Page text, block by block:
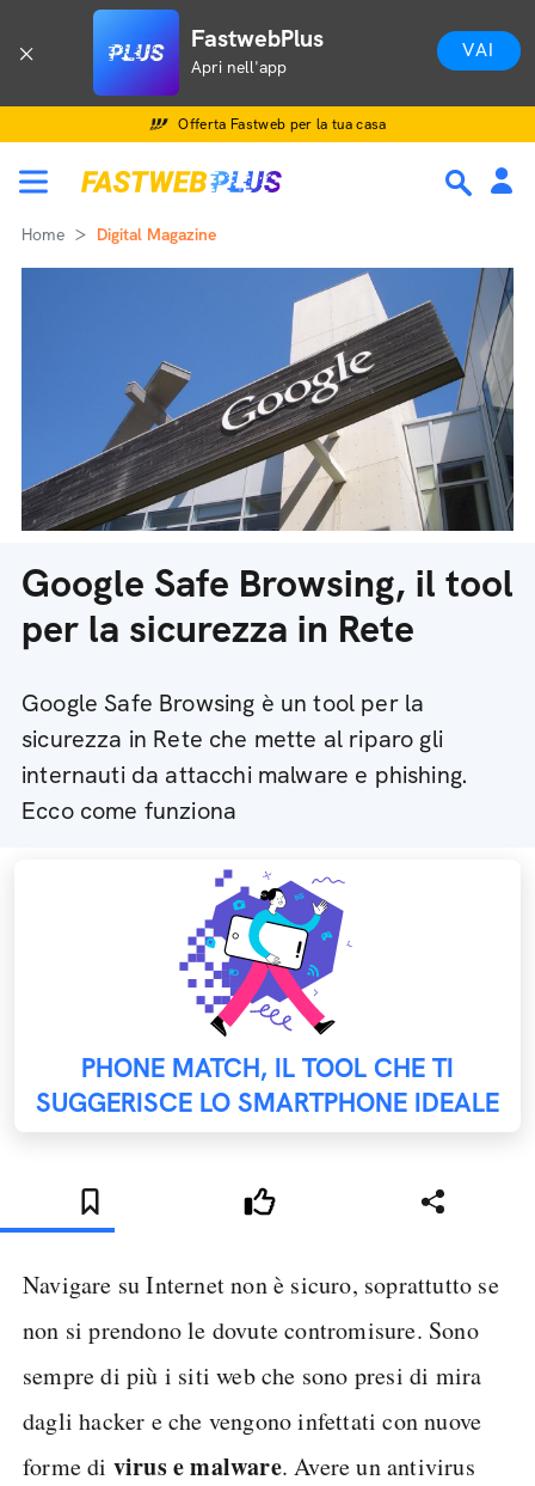
FastwebPlus
Apri nell'app
VAI
Offerta Fastweb per la tua casa
Home Digital Magazine
Google Safe Browsing, il tool
per la sicurezza in Rete
Google Safe Browsing è un tool per la
sicurezza in Rete che mette al riparo gli
internauti da attacchi malware e phishing.
Ecco come funziona
PHONE MATCH, IL TOOL CHE TI
SUGGERISCE LO SMARTPHONE IDEALE
Navigare su Internet non è sicuro, soprattutto se
non si prendono le dovute contromisure. Sono
sempre di più i siti web che sono presi di mira
dagli hacker e che vengono infettati con nuove
forme di virus e malware. Avere un antivirus